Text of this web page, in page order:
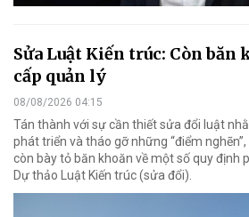
Sửa Luật Kiến trúc: Còn băn
cấp quản lý
08/08/2026 04:15
Tán thành với sự cần thiết sửa đổi luật
phát triển và tháo gỡ những “điểm
còn bày tỏ băn khoăn về một số quy định
Dự thảo Luật Kiến trúc (sửa đổi).